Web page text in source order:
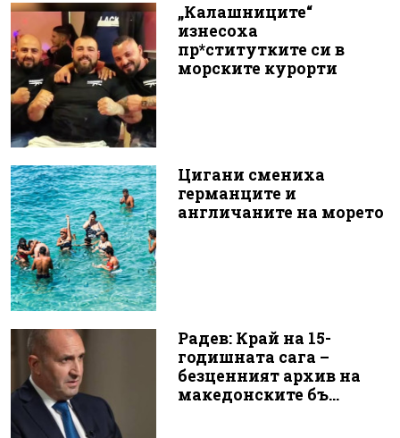
„Калашниците“
изнесоха
пр*ститутките си в
морските курорти
Цигани смениха
германците и
англичаните на морето
Радев: Край на 15-
годишната сага –
безценният архив на
македонските бъ...